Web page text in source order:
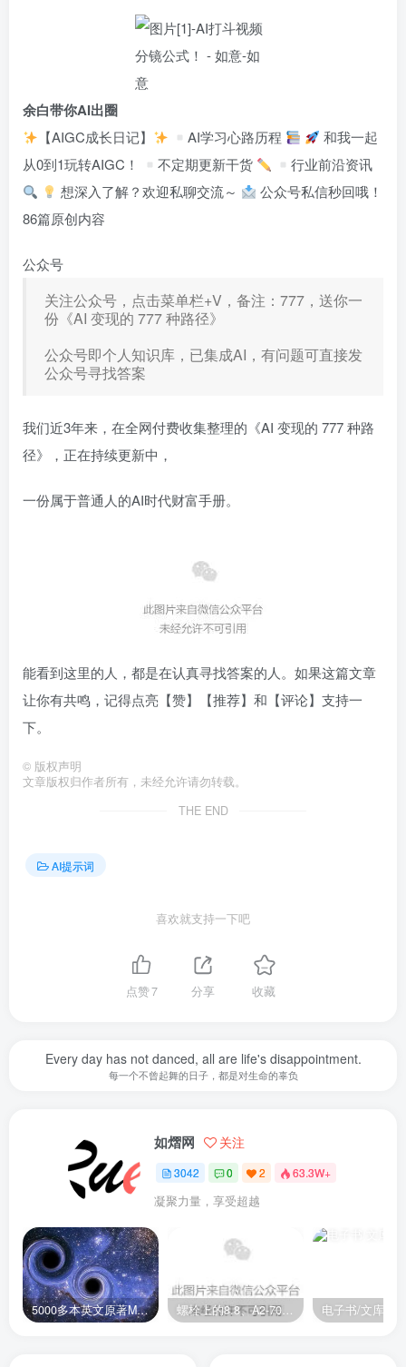
余白带你AI出圈
【AIGC成长日记】 AI学习心路历程
和我一起
从0到1玩转AIGC！
不定期更新干货
行业前沿资讯
想深入了解？欢迎私聊交流～
公众号私信秒回哦！
86篇原创内容
公众号
关注公众号，点击菜单栏+V，备注：777，送你一
份《AI 变现的 777 种路径》
公众号即个人知识库，已集成AI，有问题可直接发
公众号寻找答案
我们近3年来，在全网付费收集整理的《AI 变现的 777 种路
径》，正在持续更新中，
一份属于普通人的AI时代财富手册。
能看到这里的人，都是在认真寻找答案的人。如果这篇文章
让你有共鸣，记得点亮【赞】【推荐】和【评论】支持一
下。
© 版权声明
文章版权归作者所有，未经允许请勿转载。
THE END
AI提示词
喜欢就支持一下吧
点赞7 分享 收藏
Every day has not danced, all are life's disappointment.
每一个不曾起舞的日子，都是对生命的辜负
如熠网 关注
3042 0 2 63.3W+
凝聚力量，享受超越
5000多本英文原著MOBI+AZW3格式电子书百度云网盘打包下载 螺栓上的8.8、A2-70是什么意思？ 电子书/文库